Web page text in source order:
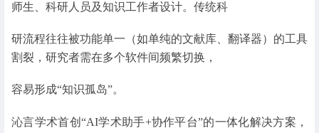
师生、科研人员及知识工作者设计。传统科
研流程往往被功能单一（如单纯的文献库、翻译器）的工具
割裂，研究者需在多个软件间频繁切换，
容易形成“知识孤岛”。
沁言学术首创“AI学术助手+协作平台”的一体化解决方案，